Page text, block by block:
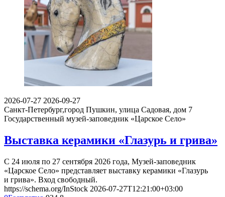
2026-07-27 2026-09-27
Санкт-Петербург,город Пушкин, улица Садовая, дом 7
Государственный музей-заповедник «Царское Село»
Выставка керамики «Глазурь и грива»
С 24 июля по 27 сентября 2026 года, Музей-заповедник
«Царское Село» представляет выставку керамики «Глазурь
и грива». Вход свободный.
https://schema.org/InStock 2026-07-27T12:21:00+03:00